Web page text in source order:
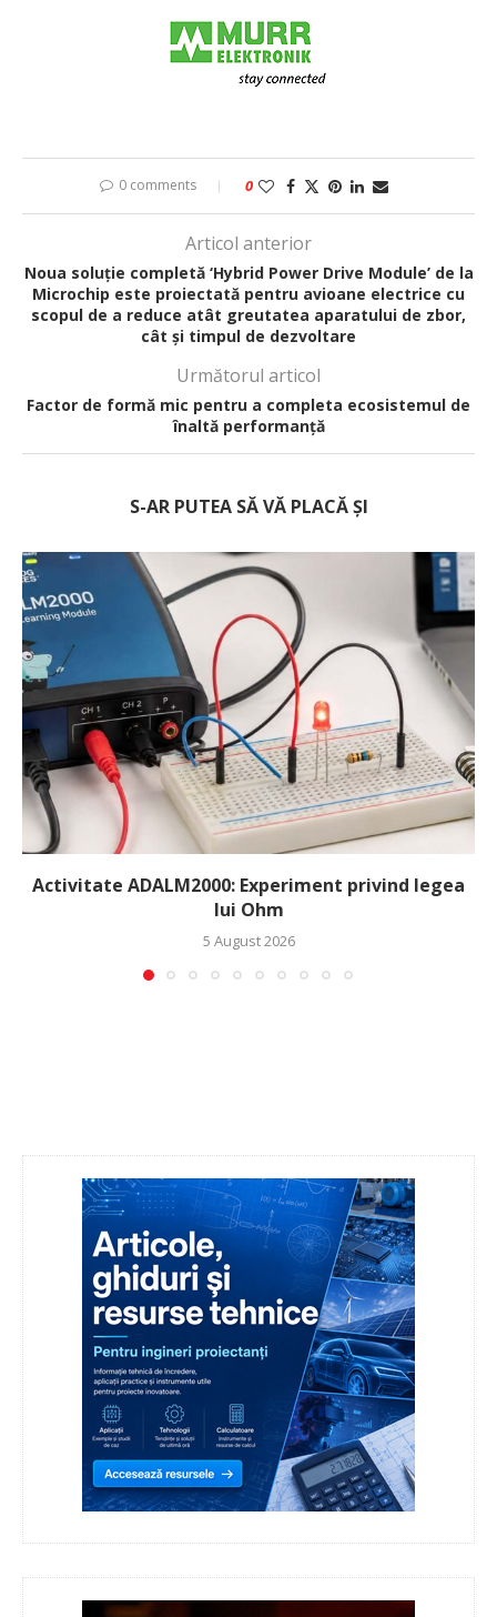
0 comments 0
Articol anterior
Noua soluție completă ‘Hybrid Power Drive Module’ de la
Microchip este proiectată pentru avioane electrice cu
scopul de a reduce atât greutatea aparatului de zbor,
cât și timpul de dezvoltare
Următorul articol
Factor de formă mic pentru a completa ecosistemul de
înaltă performanță
S-AR PUTEA SĂ VĂ PLACĂ ȘI
Activitate ADALM2000: Experiment privind legea
lui Ohm
5 August 2026